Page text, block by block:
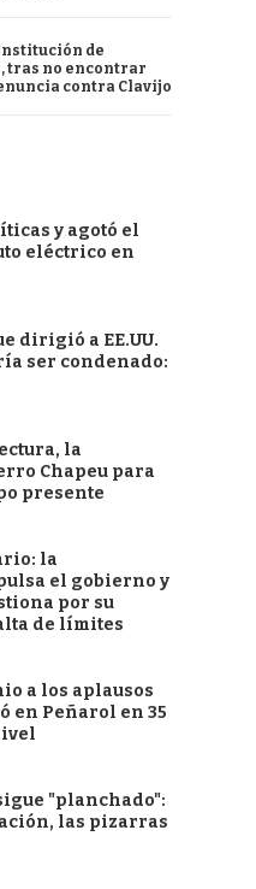
de
tras no encontrar
contra Clavijo
y agotó el
eléctrico en
dirigió a EE.UU.
ser condenado:
la
Chapeu para
presente
la
el gobierno y
por su
de límites
a los aplausos
en Peñarol en 35
"planchado":
las pizarras